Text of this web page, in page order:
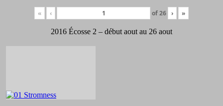
« ‹ of26 › »
2016 Écosse 2 – début aout au 26 aout